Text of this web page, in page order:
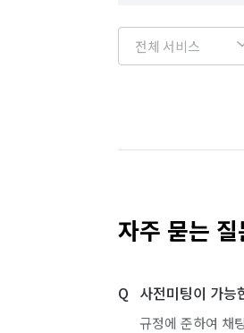
자주 묻는 질
사전미팅이 가능
규정에 준하여 채